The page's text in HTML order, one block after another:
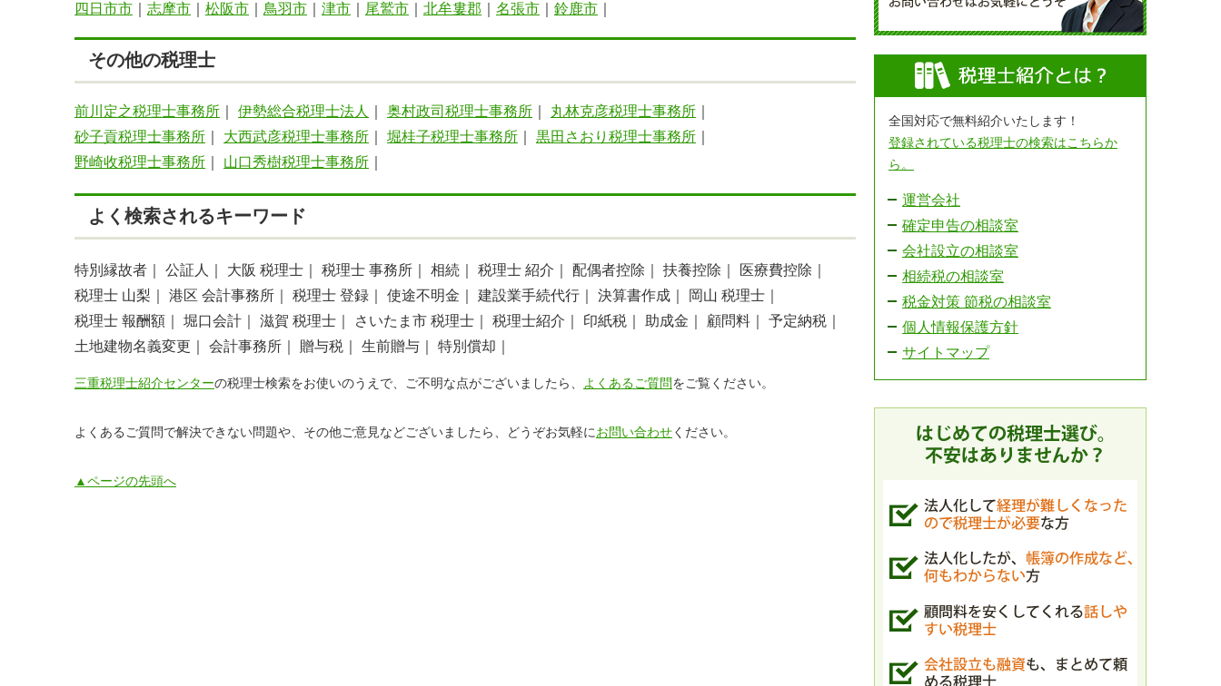
四日市市
志摩市 松阪市 鳥羽市 津市 尾鷲市 北牟婁郡 名張市 鈴鹿市
その他の税理士
前川定之税理士事務所 伊勢総合税理士法人 奥村政司税理士事務所 丸林克彦税理士事務所
砂子貢税理士事務所
大西武彦税理士事務所 堀桂子税理士事務所 黒田さおり税理士事務所
野崎收税理士事務所
山口秀樹税理士事務所
よく検索されるキーワード
特別縁故者｜ 公証人｜ 大阪 税理士｜ 税理士 事務所｜ 相続｜ 税理士 紹介｜ 配偶者控除｜ 扶養控除｜
医療費控除｜
税理士 山梨｜
港区 会計事務所｜ 税理士 登録｜ 使途不明金｜ 建設業手続代行｜ 決算書作成｜
岡山 税理士｜
税理士 報酬額｜
堀口会計｜ 滋賀 税理士｜ さいたま市 税理士｜ 税理士紹介｜ 印紙税｜ 助成金｜ 顧問料｜
予定納税｜
土地建物名義変更｜
会計事務所｜ 贈与税｜ 生前贈与｜ 特別償却｜
三重税理士紹介センターの税理士検索をお使いのうえで、ご不明な点がございましたら、 よくあるご質問をご覧ください。
よくあるご質問で解決できない問題や、その他ご意見などございましたら、どうぞお気軽にお問い合わせください。
▲ページの先頭へ
全国対応で無料紹介いたします！
登録されている税理士の検索はこちらか
ら。
運営会社
確定申告の相談室
会社設立の相談室
相続税の相談室
税金対策 節税の相談室
個人情報保護方針
サイトマップ